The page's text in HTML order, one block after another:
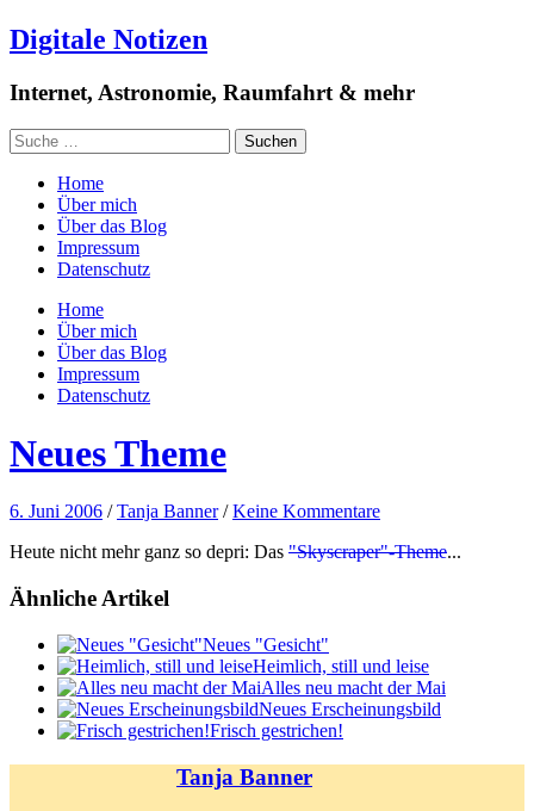
Digitale Notizen
Internet, Astronomie, Raumfahrt & mehr
Home
Über mich
Über das Blog
Impressum
Datenschutz
Home
Über mich
Über das Blog
Impressum
Datenschutz
Neues Theme
6. Juni 2006 /Tanja Banner /Keine Kommentare
Heute nicht mehr ganz so depri: Das "Skyscraper"-Theme...
Ähnliche Artikel
Neues "Gesicht"
Heimlich, still und leise
Alles neu macht der Mai
Neues Erscheinungsbild
Frisch gestrichen!
Tanja Banner